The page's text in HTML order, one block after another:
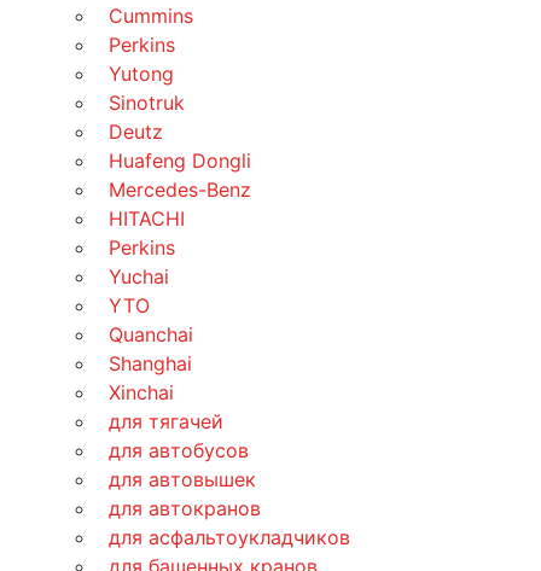
Cummins
Perkins
Yutong
Sinotruk
Deutz
Huafeng Dongli
Mercedes-Benz
HITACHI
Perkins
Yuchai
YTO
Quanchai
Shanghai
Xinchai
для тягачей
для автобусов
для автовышек
для автокранов
для асфальтоукладчиков
для башенных кранов